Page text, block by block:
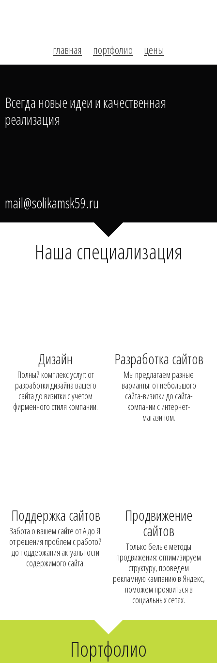
главная портфолио цены
Всегда новые идеи и качественная
реализация
mail@solikamsk59.ru
Наша специализация
Дизайн
Полный комплекс услуг: от
разработки дизайна вашего
сайта до визитки с учетом
фирменного стиля компании.
Разработка сайтов
Мы предлагаем разные
варианты: от небольшого
сайта-визитки до сайта-
компании с интернет-
магазином.
Поддержка сайтов
Забота о вашем сайте от А до Я:
от решения проблем с работой
до поддержания актуальности
содержимого сайта.
Продвижение
сайтов
Только белые методы
продвижения: оптимизируем
структуру, проведем
рекламную кампанию в Яндекс,
поможем проявиться в
социальных сетях.
Портфолио